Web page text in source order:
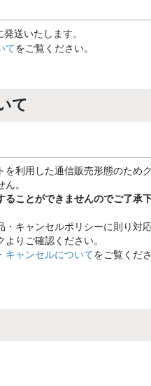
発送いたします。
てをご覧ください。
て
を利用した通信販売形態のため
。
ることができませんのでご了承
・キャンセルポリシーに則り対
りご確認ください。
キャンセルについてをご覧くだ